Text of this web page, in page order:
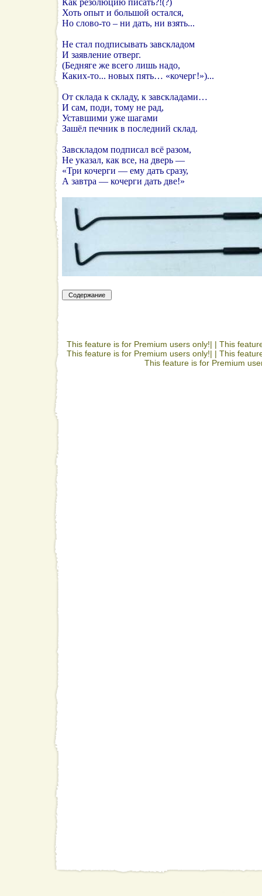
Хоть опыт и большой остался,
Но слово-то – ни дать, ни взять...
Не стал подписывать завскладом
И заявление отверг.
(Бедняге же всего лишь надо,
Каких-то... новых пять… «кочерг!»)...
От склада к складу, к завскладами…
И сам, поди, тому не рад,
Уставшими уже шагами
Зашёл печник в последний склад.
Завскладом подписал всё разом,
Не указал, как все, на дверь —
«Три кочерги — ему дать сразу,
А завтра — кочерги дать две!»
This feature is for Premium users only!| | This
This feature is for Premium users only!| | This
This feature is for Premium